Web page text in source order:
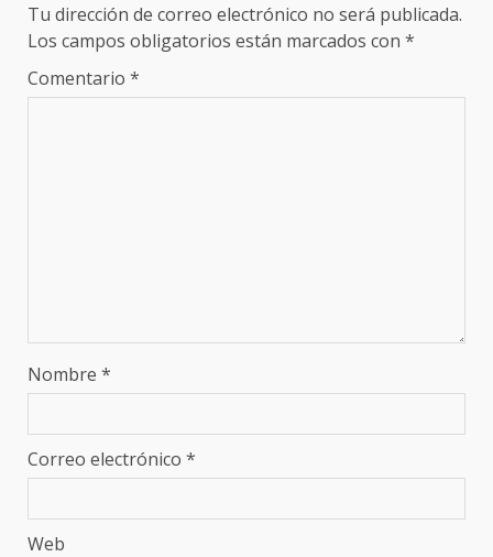
Tu dirección de correo electrónico no será publicada.
Los campos obligatorios están marcados con *
Comentario *
Nombre *
Correo electrónico *
Web